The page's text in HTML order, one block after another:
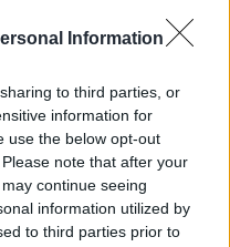
Information
to third parties, or
information for
use the below opt-out
note that after your
continue seeing
information utilized by
to third parties prior to